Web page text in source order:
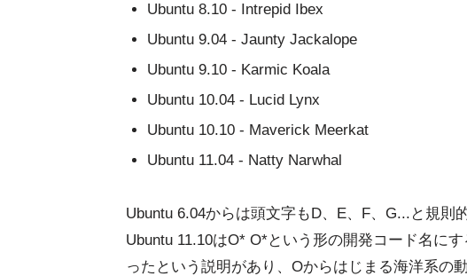
Ubuntu 8.10 - Intrepid Ibex
Ubuntu 9.04 - Jaunty Jackalope
Ubuntu 9.10 - Karmic Koala
Ubuntu 10.04 - Lucid Lynx
Ubuntu 10.10 - Maverick Meerkat
Ubuntu 11.04 - Natty Narwhal
Ubuntu 6.04からは頭文字もD、E、F、G...と規則
Ubuntu 11.10はO* O*という形の開発コード名に
ったという説明があり、Oからはじまる海洋系の